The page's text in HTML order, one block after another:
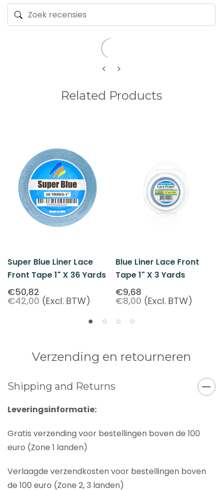
< >
Related Products
Super Blue Liner Lace
Front Tape 1" X 36 Yards
€50,82
€42,00 (Excl. BTW)
Blue Liner Lace Front
Tape 1" X 3 Yards
€9,68
€8,00 (Excl. BTW)
Verzending en retourneren
Shipping and Returns
Leveringsinformatie:
Gratis verzending voor bestellingen boven de 100
euro (Zone 1 landen)
Verlaagde verzendkosten voor bestellingen boven
de 100 euro (Zone 2, 3 landen)